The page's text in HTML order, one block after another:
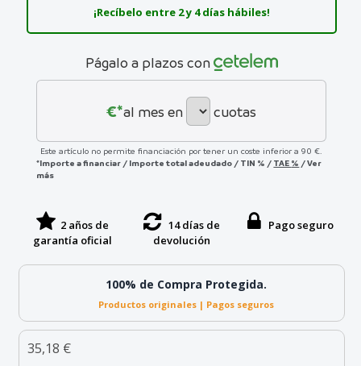
¡Recíbelo entre 2 y 4 días hábiles!
Págalo a plazos con
€*al mes en cuotas
Este artículo no permite financiación por tener un coste inferior a 90 €.
*Importe a financiar / Importe total adeudado / TIN % / TAE % /Ver
más
2 años de
garantía oficial
14 días de
devolución
Pago seguro
100% de Compra Protegida.
Productos originales | Pagos seguros
35,18 €